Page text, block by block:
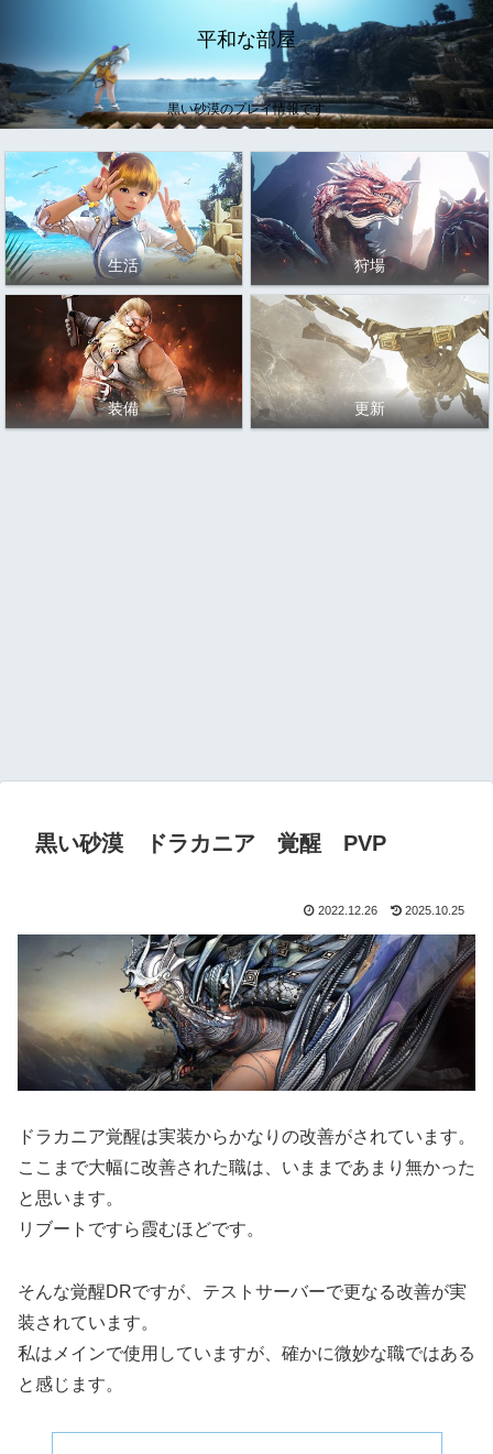
平和な部屋
黒い砂漠のプレイ情報です
生活 狩場
装備 更新
黒い砂漠 ドラカニア 覚醒 PVP
2022.12.26 2025.10.25
ドラカニア覚醒は実装からかなりの改善がされています。
ここまで大幅に改善された職は、いままであまり無かった
と思います。
リブートですら霞むほどです。
そんな覚醒DRですが、テストサーバーで更なる改善が実
装されています。
私はメインで使用していますが、確かに微妙な職ではある
と感じます。